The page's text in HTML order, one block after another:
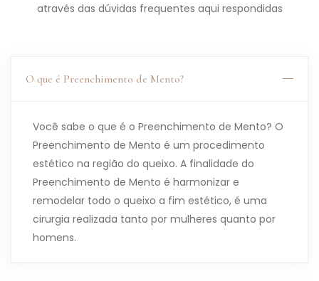
através das dúvidas frequentes aqui respondidas
O que é Preenchimento de Mento?
Você sabe o que é o Preenchimento de Mento? O
Preenchimento de Mento é um procedimento
estético na região do queixo. A finalidade do
Preenchimento de Mento é harmonizar e
remodelar todo o queixo a fim estético, é uma
cirurgia realizada tanto por mulheres quanto por
homens.